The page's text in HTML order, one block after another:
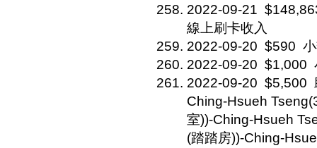
2022-09-21
線上刷卡收入
2022-09-20 $590
2022-09-20 $1,000
2022-09-20 $5,500
Ching-Hsueh
室))-Ching-Hsueh
(踏踏房))-Ching-